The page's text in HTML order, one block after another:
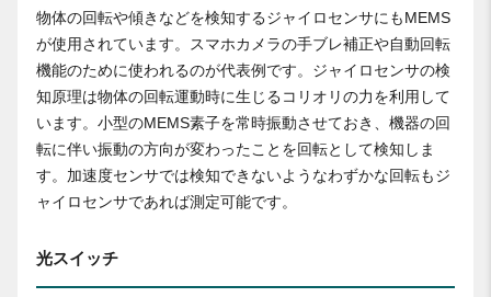
物体の回転や傾きなどを検知するジャイロセンサにもMEMS
が使用されています。スマホカメラの手ブレ補正や自動回転
機能のために使われるのが代表例です。ジャイロセンサの検
知原理は物体の回転運動時に生じるコリオリの力を利用して
います。小型のMEMS素子を常時振動させておき、機器の回
転に伴い振動の方向が変わったことを回転として検知しま
す。加速度センサでは検知できないようなわずかな回転もジ
ャイロセンサであれば測定可能です。
光スイッチ